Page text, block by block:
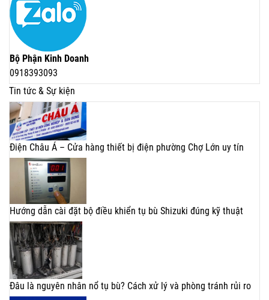
Bộ Phận Kinh Doanh
0918393093
Tin tức & Sự kiện
Điện Châu Á – Cửa hàng thiết bị điện phường Chợ Lớn uy tín
Hướng dẫn cài đặt bộ điều khiển tụ bù Shizuki đúng kỹ thuật
Đâu là nguyên nhân nổ tụ bù? Cách xử lý và phòng tránh rủi ro